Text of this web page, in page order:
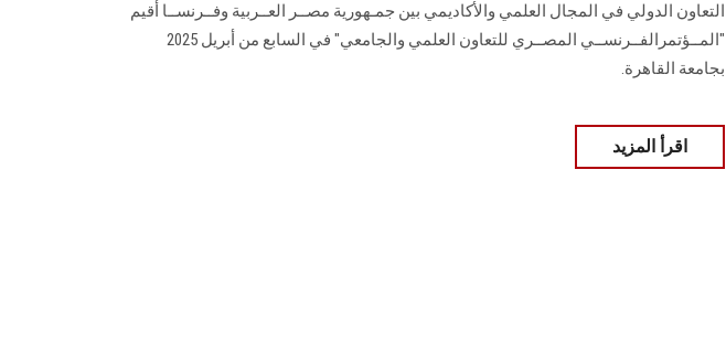
التعاون الدولي في المجال العلمي والأكاديمي بين جمـهورية مصــر العــربية وفــرنســا أُقيم
"المــؤتمرالفــرنســي المصــري للتعاون العلمي والجامعي" في السابع من أبريل 2025
بجامعة القاهرة.
اقرأ المزيد